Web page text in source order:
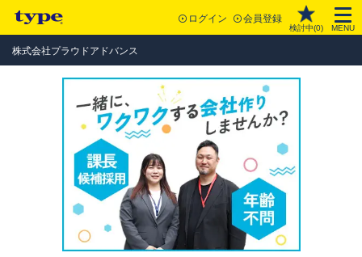
ログイン 会員登録
検討中(0) MENU
株式会社プラウドアドバンス